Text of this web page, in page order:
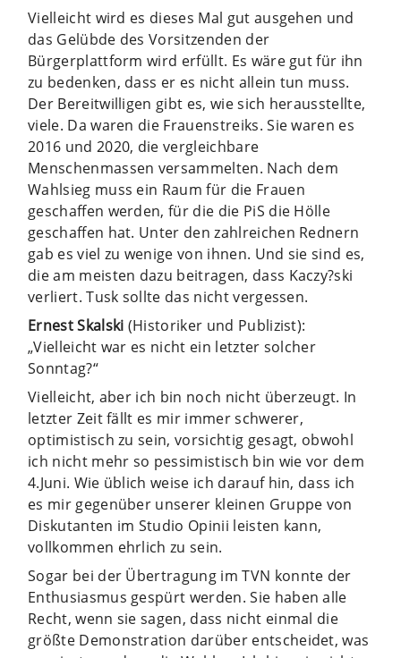
Vielleicht wird es dieses Mal gut ausgehen und
das Gelübde des Vorsitzenden der
Bürgerplattform wird erfüllt. Es wäre gut für ihn
zu bedenken, dass er es nicht allein tun muss.
Der Bereitwilligen gibt es, wie sich herausstellte,
viele. Da waren die Frauenstreiks. Sie waren es
2016 und 2020, die vergleichbare
Menschenmassen versammelten. Nach dem
Wahlsieg muss ein Raum für die Frauen
geschaffen werden, für die die PiS die Hölle
geschaffen hat. Unter den zahlreichen Rednern
gab es viel zu wenige von ihnen. Und sie sind es,
die am meisten dazu beitragen, dass Kaczy?ski
verliert. Tusk sollte das nicht vergessen.
Ernest Skalski (Historiker und Publizist):
„Vielleicht war es nicht ein letzter solcher
Sonntag?“
Vielleicht, aber ich bin noch nicht überzeugt. In
letzter Zeit fällt es mir immer schwerer,
optimistisch zu sein, vorsichtig gesagt, obwohl
ich nicht mehr so pessimistisch bin wie vor dem
4.Juni. Wie üblich weise ich darauf hin, dass ich
es mir gegenüber unserer kleinen Gruppe von
Diskutanten im Studio Opinii leisten kann,
vollkommen ehrlich zu sein.
Sogar bei der Übertragung im TVN konnte der
Enthusiasmus gespürt werden. Sie haben alle
Recht, wenn sie sagen, dass nicht einmal die
größte Demonstration darüber entscheidet, was